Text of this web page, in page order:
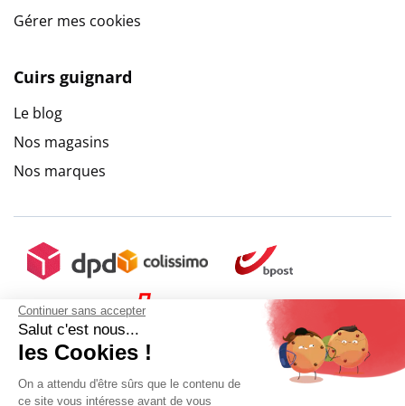
Continuer sans accepter
Salut c'est nous...
les Cookies !
On a attendu d'être sûrs que le contenu de
ce site vous intéresse avant de vous
Gérer mes cookies
Cuirs guignard
Le blog
Nos magasins
Nos marques